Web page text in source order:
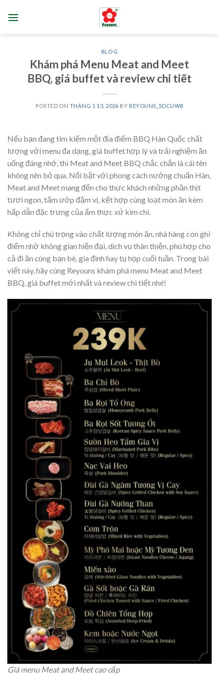
BLOG
Khám phá Menu Meat and Meet
BBQ, giá buffet và review chi tiết
POSTED ON THÁNG 1 13, 2026 BY REYOUNS_5DCUW8
Nếu bạn đang tìm kiếm một địa điểm BBQ Hàn Quốc chất
lượng với menu đa dạng, giá buffet hợp lý và trải nghiệm ăn
uống đáng nhớ, thì Meat and Meet BBQ chắc chắn là cái tên
không nên bỏ qua. Nổi bật với phong cách nướng chuẩn Hàn,
Meat and Meet mang đến cho thực khách những phần thịt
tươi ngon, tẩm ướp đậm vị, kết hợp cùng loạt món ăn kèm
hấp dẫn đặc trưng của ẩm thực xứ kim chi.
Không chỉ chú trọng vào chất lượng món ăn, nhà hàng còn ghi
điểm nhờ không gian hiện đại, dịch vụ thân thiện, phù hợp cho
cả đi ăn cùng bạn bè, gia đình hay tụ họp cuối tuần. Trong bài
viết này, hãy cùng Reyouns khám phá menu Meat and Meet
BBQ, giá buffet mới nhất và review chi tiết nhé!
Giá menu Meat and Meet cao cấp